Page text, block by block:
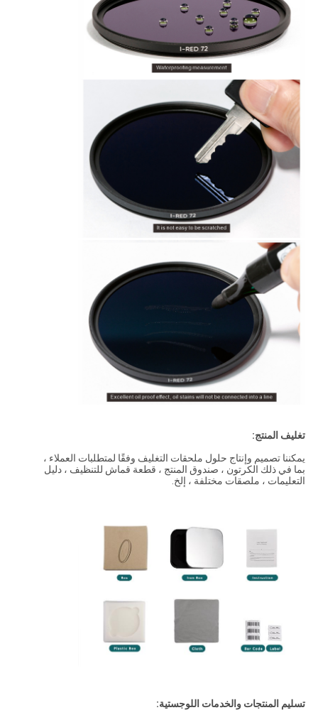
تغليف المنتج:
يمكننا تصميم وإنتاج حلول ملحقات التغليف وفقًا لمتطلبات العملاء ،
بما في ذلك الكرتون ، صندوق المنتج ، قطعة قماش للتنظيف ، دليل
التعليمات ، ملصقات مختلفة ، إلخ.
تسليم المنتجات والخدمات اللوجستية: